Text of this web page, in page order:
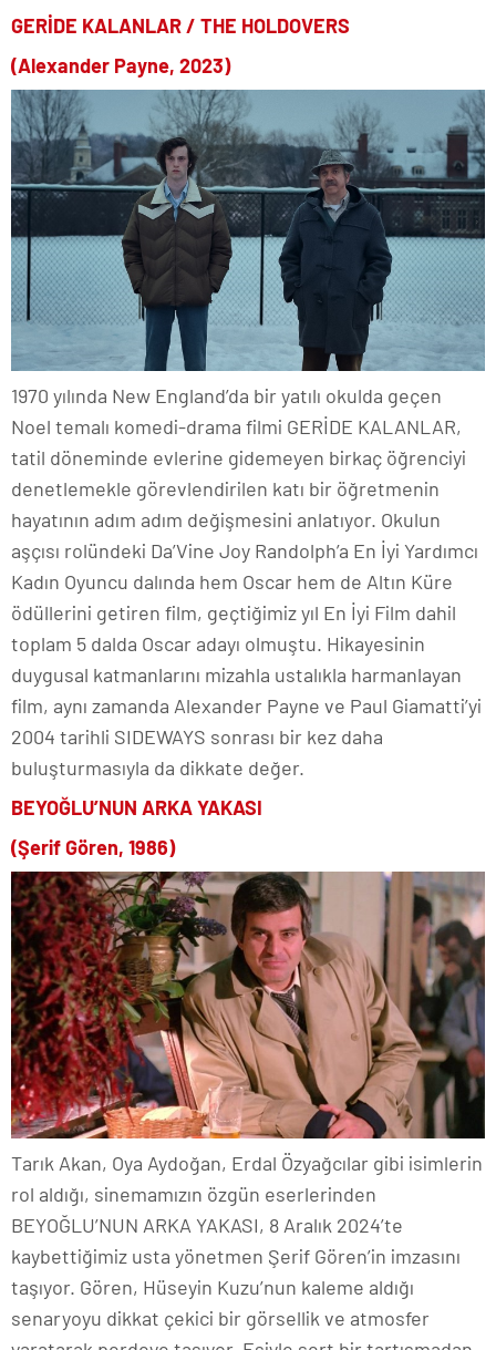
GERİDE KALANLAR / THE HOLDOVERS
(Alexander Payne, 2023)
1970 yılında New England’da bir yatılı okulda geçen
Noel temalı komedi-drama filmi GERİDE KALANLAR,
tatil döneminde evlerine gidemeyen birkaç öğrenciyi
denetlemekle görevlendirilen katı bir öğretmenin
hayatının adım adım değişmesini anlatıyor. Okulun
aşçısı rolündeki Da’Vine Joy Randolph’a En İyi Yardımcı
Kadın Oyuncu dalında hem Oscar hem de Altın Küre
ödüllerini getiren film, geçtiğimiz yıl En İyi Film dahil
toplam 5 dalda Oscar adayı olmuştu. Hikayesinin
duygusal katmanlarını mizahla ustalıkla harmanlayan
film, aynı zamanda Alexander Payne ve Paul Giamatti’yi
2004 tarihli SIDEWAYS sonrası bir kez daha
buluşturmasıyla da dikkate değer.
BEYOĞLU’NUN ARKA YAKASI
(Şerif Gören, 1986)
Tarık Akan, Oya Aydoğan, Erdal Özyağcılar gibi isimlerin
rol aldığı, sinemamızın özgün eserlerinden
BEYOĞLU’NUN ARKA YAKASI, 8 Aralık 2024’te
kaybettiğimiz usta yönetmen Şerif Gören’in imzasını
taşıyor. Gören, Hüseyin Kuzu’nun kaleme aldığı
senaryoyu dikkat çekici bir görsellik ve atmosfer